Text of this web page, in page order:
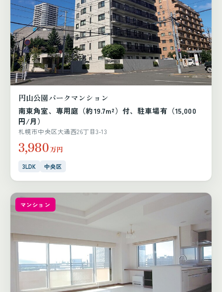
円山公園パークマンション
南東角室、専用庭（約19.7m²）付、駐車場有（15,000
円/月）
札幌市中央区大通西26丁目3-13
3,980万円
3LDK 中央区
マンション